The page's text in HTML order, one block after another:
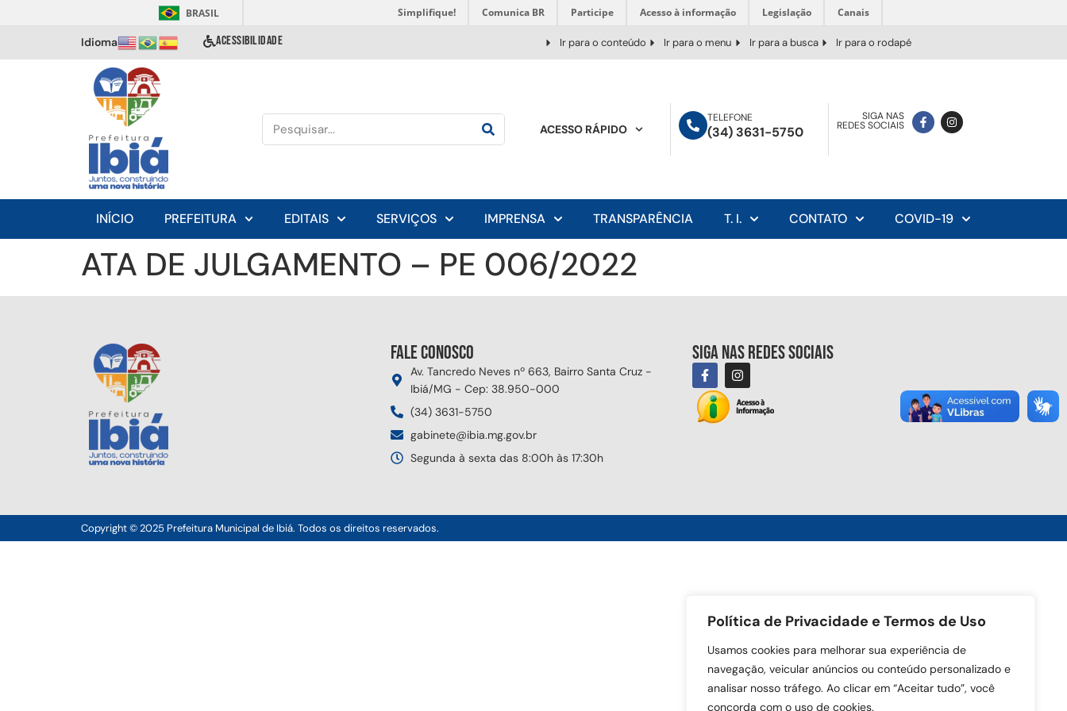
Política de Privacidade e Termos de Uso
Usamos cookies para melhorar sua experiência de
navegação, veicular anúncios ou conteúdo personalizado e
analisar nosso tráfego. Ao clicar em “Aceitar tudo”, você
concorda com o uso de cookies.
BRASIL Simplifique! Comunica BR Participe Acesso à informação Legislação Canais
Idioma ACESSIBILIDADE Ir para o conteúdo Ir para o menu Ir para a busca Ir para o rodapé
ACESSO RÁPIDO
TELEFONE
(34) 3631-5750
SIGA NAS
REDES SOCIAIS
INÍCIO PREFEITURA EDITAIS SERVIÇOS IMPRENSA TRANSPARÊNCIA T. I. CONTATO COVID-19
ATA DE JULGAMENTO – PE 006/2022
Fale conosco
Av. Tancredo Neves nº 663, Bairro Santa Cruz -
Ibiá/MG - Cep: 38.950-000
(34) 3631-5750
gabinete@ibia.mg.gov.br
Segunda à sexta das 8:00h às 17:30h
Siga nas redes sociais
Copyright © 2025 Prefeitura Municipal de Ibiá. Todos os direitos reservados.